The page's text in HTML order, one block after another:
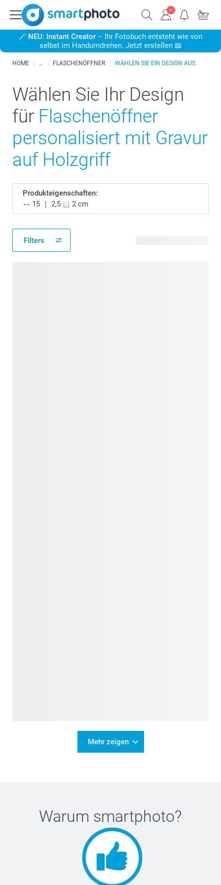
🪄 NEU: Instant Creator – Ihr Fotobuch entsteht wie von
selbst im Handumdrehen. Jetzt erstellen 📖
HOME FLASCHENÖFFNER WÄHLEN SIE EIN DESIGN AUS
Wählen Sie Ihr Design
für Flaschenöffner
personalisiert mit Gravur
auf Holzgriff
Produkteigenschaften:
15
2,5 2 cm
Filters
Mehr zeigen
Warum smartphoto?